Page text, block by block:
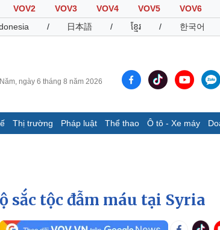
VOV2 VOV3 VOV4 VOV5 VOV6
/ 日本語 / ខ្មែរ / 한국어
ngày 6 tháng 8 năm 2026
Thị trường Pháp luật Thể thao Ô tô - Xe máy
Hồ sơ
Infographic
sắc tộc đẫm máu tại Syria